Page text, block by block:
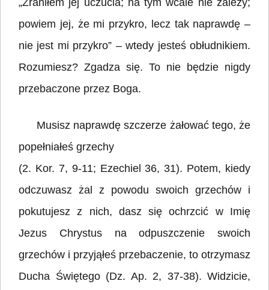
„Zraniłem jej uczucia; na tym wcale nie zależy;
powiem jej, że mi przykro, lecz tak naprawdę –
nie jest mi przykro” – wtedy jesteś obłudnikiem.
Rozumiesz? Zgadza się. To nie będzie nigdy
przebaczone przez Boga.
Musisz naprawdę szczerze żałować tego, że
popełniałeś grzechy
(2. Kor. 7, 9-11; Ezechiel 36, 31). Potem, kiedy
odczuwasz żal z powodu swoich grzechów i
pokutujesz z nich, dasz się ochrzcić w Imię
Jezus Chrystus na odpuszczenie swoich
grzechów i przyjąłeś przebaczenie, to otrzymasz
Ducha Świętego (Dz. Ap. 2, 37-38). Widzicie,